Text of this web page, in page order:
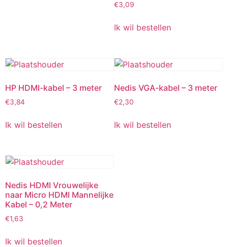
€3,09
Ik wil bestellen
HP HDMI-kabel – 3 meter
€3,84
Ik wil bestellen
Nedis VGA-kabel – 3 meter
€2,30
Ik wil bestellen
Nedis HDMI Vrouwelijke
naar Micro HDMI Mannelijke
Kabel – 0,2 Meter
€1,63
Ik wil bestellen